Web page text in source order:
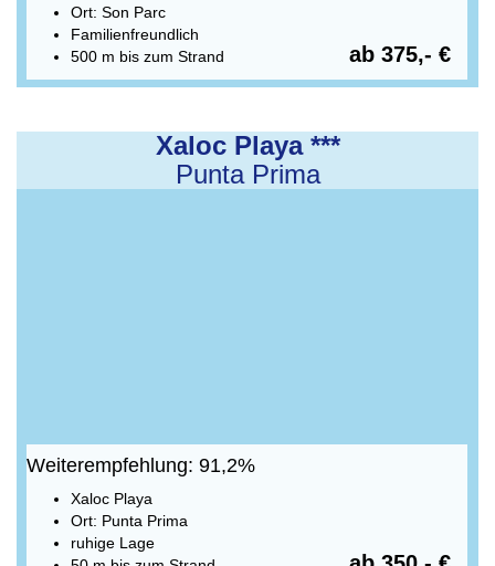
Ort: Son Parc
Familienfreundlich
500 m bis zum Strand
ab 375,- €
Xaloc Playa ***
Punta Prima
Weiterempfehlung: 91,2%
Xaloc Playa
Ort: Punta Prima
ruhige Lage